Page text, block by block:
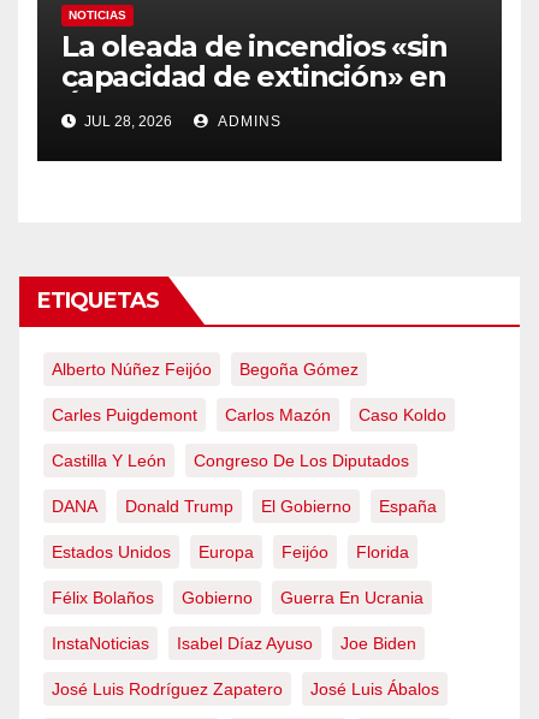
NOTICIAS
La oleada de incendios «sin
capacidad de extinción» en
Ávila y al oeste de Madrid
obliga a declarar la
emergencia nacional
JUL 28, 2026 ADMINS
ETIQUETAS
Alberto Núñez Feijóo Begoña Gómez
Carles Puigdemont Carlos Mazón Caso Koldo
Castilla Y León Congreso De Los Diputados
DANA Donald Trump El Gobierno España
Estados Unidos Europa Feijóo Florida
Félix Bolaños Gobierno Guerra En Ucrania
InstaNoticias Isabel Díaz Ayuso Joe Biden
José Luis Rodríguez Zapatero José Luis Ábalos